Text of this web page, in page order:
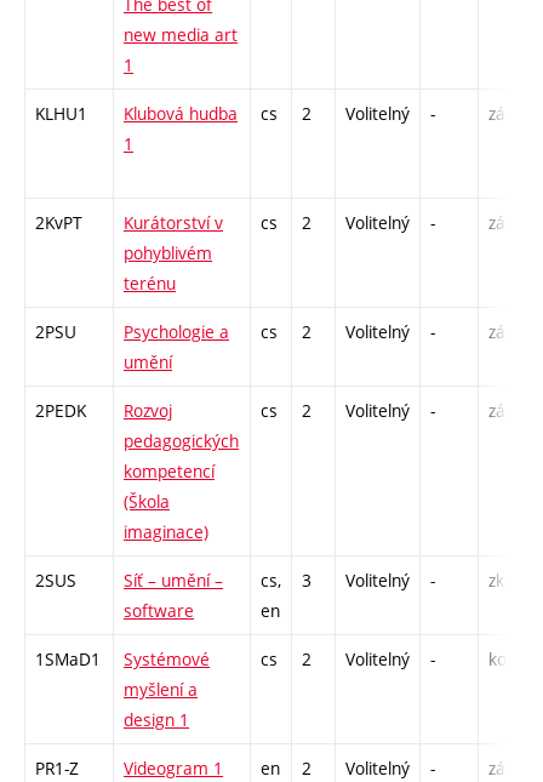
new media art
1
KLHU1
Klubová hudba
1
cs 2 Volitelný - zá
2KvPT
Kurátorství v
pohyblivém
terénu
cs 2 Volitelný - zá
2PSU
Psychologie a
umění
cs 2 Volitelný - zá
2PEDK
Rozvoj
pedagogických
kompetencí
(Škola
imaginace)
cs 2 Volitelný - zá
2SUS
Síť – umění –
software
cs,
en
3 Volitelný - zk
1SMaD1
Systémové
myšlení a
design 1
cs 2 Volitelný - kol
PR1-Z Videogram 1 en 2 Volitelný - zá